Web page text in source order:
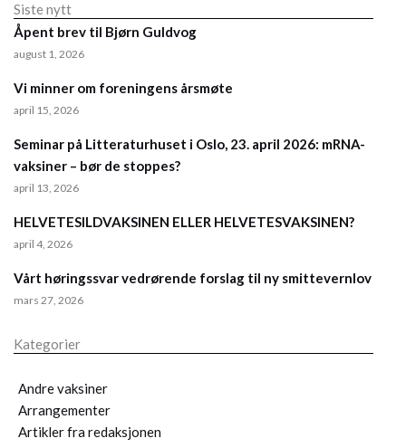
Siste nytt
Åpent brev til Bjørn Guldvog
august 1, 2026
Vi minner om foreningens årsmøte
april 15, 2026
Seminar på Litteraturhuset i Oslo, 23. april 2026: mRNA-
vaksiner – bør de stoppes?
april 13, 2026
HELVETESILDVAKSINEN ELLER HELVETESVAKSINEN?
april 4, 2026
Vårt høringssvar vedrørende forslag til ny smittevernlov
mars 27, 2026
Kategorier
Andre vaksiner
Arrangementer
Artikler fra redaksjonen